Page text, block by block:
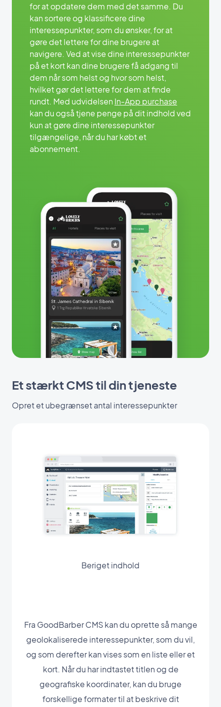
for at opdatere dem med det samme. Du
kan sortere og klassificere dine
interessepunkter, som du ønsker, for at
gøre det lettere for dine brugere at
navigere. Ved at vise dine interessepunkter
på et kort kan dine brugere få adgang til
dem når som helst og hvor som helst,
hvilket gør det lettere for dem at finde
rundt. Med udvidelsen In-App purchase
kan du også tjene penge på dit indhold ved
kun at gøre dine interessepunkter
tilgængelige, når du har købt et
abonnement.
Et stærkt CMS til din tjeneste
Opret et ubegrænset antal interessepunkter
Beriget indhold
Fra GoodBarber CMS kan du oprette så mange
geolokaliserede interessepunkter, som du vil,
og som derefter kan vises som en liste eller et
kort. Når du har indtastet titlen og de
geografiske koordinater, kan du bruge
forskellige formater til at beskrive dit